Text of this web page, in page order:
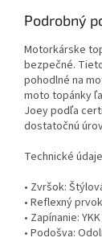
Podrobný
Motorkárske
bezpečné.
pohodlné na
moto topánky
Joey podľa
dostatočnú
Technické
• Zvršok:
• Reflexný
• Zapínanie:
• Podošva: